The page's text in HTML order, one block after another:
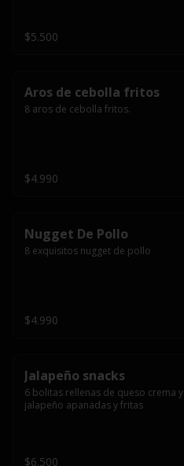
$5.500
Aros de cebolla fritos
8 aros de cebolla fritos.
$4.990
Nugget De Pollo
8 exquisitos nugget de pollo
$4.990
Jalapeño snacks
6 bolitas rellenas de queso crema y
jalapeño apanadas y fritas
$6.500